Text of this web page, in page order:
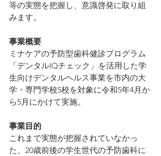
等の実態を把握し、意識啓発に取り組
みます。
事業概要
ミナケアの予防型歯科健診プログラム
「デンタルIQチェック」を活用した学
生向けデンタルヘルス事業を市内の大
学・専門学校5校を対象に令和5年4月か
ら5月にかけて実施。
事業目的
これまで実態が把握されていなかっ
た、20歳前後の学生世代の予防歯科に